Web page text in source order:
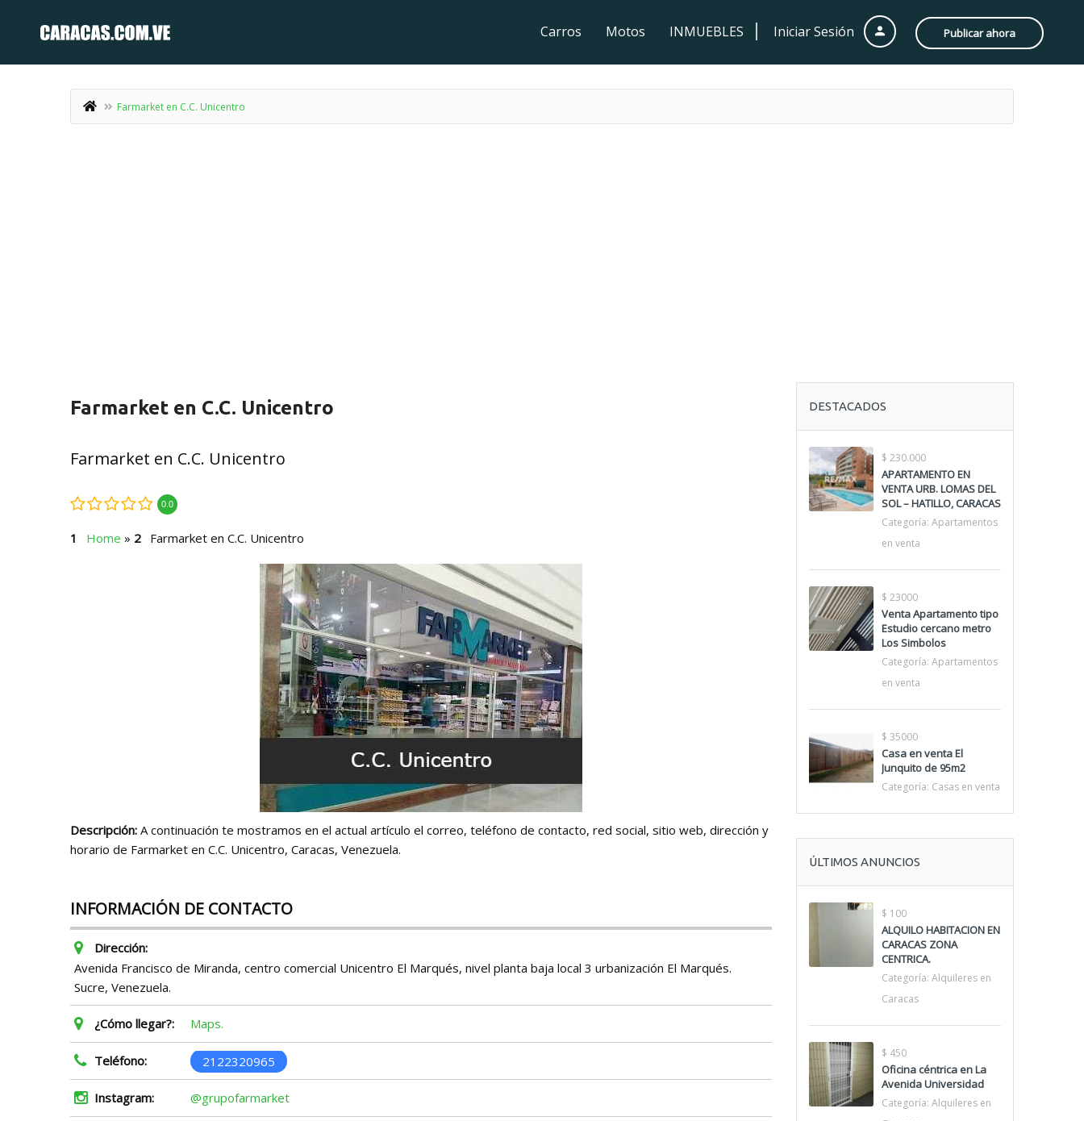
Iniciar Sesión Publicar ahora
Carros Motos INMUEBLES
Farmarket en C.C. Unicentro
Farmarket en C.C. Unicentro
Farmarket en C.C. Unicentro
0.0
Home » Farmarket en C.C. Unicentro
Descripción: A continuación te mostramos en el actual artículo el correo, teléfono de contacto, red social, sitio web, dirección y
horario de Farmarket en C.C. Unicentro, Caracas, Venezuela.
INFORMACIÓN DE CONTACTO
Dirección:
Avenida Francisco de Miranda, centro comercial Unicentro El Marqués, nivel planta baja local 3 urbanización El Marqués.
Sucre, Venezuela.
¿Cómo llegar?: Maps.
Teléfono: 2122320965
Instagram: @grupofarmarket
DESTACADOS
$ 230.000
APARTAMENTO EN
VENTA URB. LOMAS DEL
SOL – HATILLO, CARACAS
Categoría: Apartamentos
en venta
$ 23000
Venta Apartamento tipo
Estudio cercano metro
Los Simbolos
Categoría: Apartamentos
en venta
$ 35000
Casa en venta El
Junquito de 95m2
Categoría: Casas en venta
ÚLTIMOS ANUNCIOS
$ 100
ALQUILO HABITACION EN
CARACAS ZONA
CENTRICA.
Categoría: Alquileres en
Caracas
$ 450
Oficina céntrica en La
Avenida Universidad
Categoría: Alquileres en